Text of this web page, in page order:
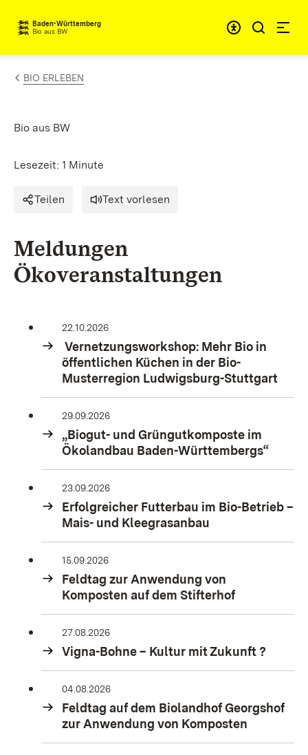
Zum Inhalt springen
Baden-Württemberg
Bio aus BW
BIO ERLEBEN
Bio aus BW
Lesezeit: 1 Minute
Teilen Text vorlesen
Meldungen
Ökoveranstaltungen
22.10.2026
Vernetzungsworkshop: Mehr Bio in
öffentlichen Küchen in der Bio-
Musterregion Ludwigsburg-Stuttgart
29.09.2026
„Biogut- und Grüngutkomposte im
Ökolandbau Baden-Württembergs“
23.09.2026
Erfolgreicher Futterbau im Bio-Betrieb –
Mais- und Kleegrasanbau
15.09.2026
Feldtag zur Anwendung von
Komposten auf dem Stifterhof
27.08.2026
Vigna-Bohne – Kultur mit Zukunft ?
04.08.2026
Feldtag auf dem Biolandhof Georgshof
zur Anwendung von Komposten